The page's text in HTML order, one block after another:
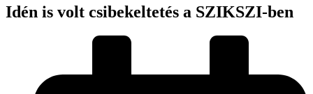
Idén is volt csibekeltetés a SZIKSZI-ben